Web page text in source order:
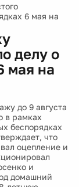
6 мая на
делу о
мая на
до 9 августа
в рамках
беспорядках
что
оцепление и
и
домашний